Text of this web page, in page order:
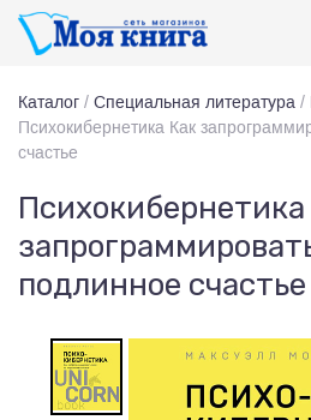
Каталог / Специальная литература /
Психокибернетика Как
счастье
Психокибернетика
подлинное счастье